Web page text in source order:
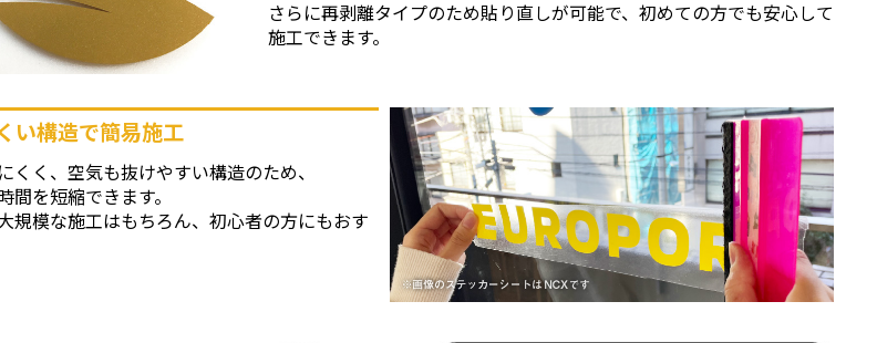
さらに再剥離タイプのため貼り直しが可能で、初めての方でも安心して
施工できます。
い構造で簡易施工
くく、空気も抜けやすい構造のため、
を短縮できます。
規模な施工はもちろん、初心者の方にもおす